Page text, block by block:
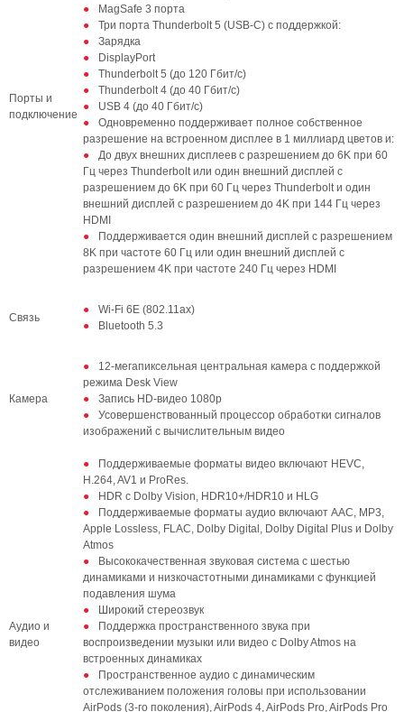
Порты и
подключение
MagSafe 3 порта
Три порта Thunderbolt 5 (USB-C) с поддержкой:
Зарядка
DisplayPort
Thunderbolt 5 (до 120 Гбит/с)
Thunderbolt 4 (до 40 Гбит/с)
USB 4 (до 40 Гбит/с)
Одновременно поддерживает полное собственное
разрешение на встроенном дисплее в 1 миллиард цветов и:
До двух внешних дисплеев с разрешением до 6K при 60
Гц через Thunderbolt или один внешний дисплей с
разрешением до 6K при 60 Гц через Thunderbolt и один
внешний дисплей с разрешением до 4K при 144 Гц через
HDMI
Поддерживается один внешний дисплей с разрешением
8K при частоте 60 Гц или один внешний дисплей с
разрешением 4K при частоте 240 Гц через HDMI
Связь
Wi-Fi 6E (802.11ax)
Bluetooth 5.3
Камера
12-мегапиксельная центральная камера с поддержкой
режима Desk View
Запись HD-видео 1080p
Усовершенствованный процессор обработки сигналов
изображений с вычислительным видео
Аудио и
видео
Поддерживаемые форматы видео включают HEVC,
H.264, AV1 и ProRes.
HDR с Dolby Vision, HDR10+/HDR10 и HLG
Поддерживаемые форматы аудио включают AAC, MP3,
Apple Lossless, FLAC, Dolby Digital, Dolby Digital Plus и Dolby
Atmos
Высококачественная звуковая система с шестью
динамиками и низкочастотными динамиками с функцией
подавления шума
Широкий стереозвук
Поддержка пространственного звука при
воспроизведении музыки или видео с Dolby Atmos на
встроенных динамиках
Пространственное аудио с динамическим
отслеживанием положения головы при использовании
AirPods (3-го поколения), AirPods 4, AirPods Pro, AirPods Pro